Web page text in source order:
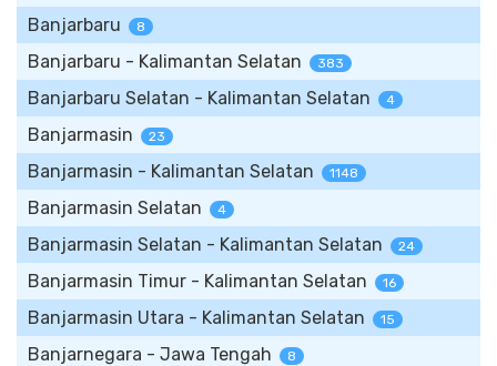
Banjarbaru 8
Banjarbaru - Kalimantan Selatan 383
Banjarbaru Selatan - Kalimantan Selatan 4
Banjarmasin 23
Banjarmasin - Kalimantan Selatan 1148
Banjarmasin Selatan 4
Banjarmasin Selatan - Kalimantan Selatan 24
Banjarmasin Timur - Kalimantan Selatan 16
Banjarmasin Utara - Kalimantan Selatan 15
Banjarnegara - Jawa Tengah 8